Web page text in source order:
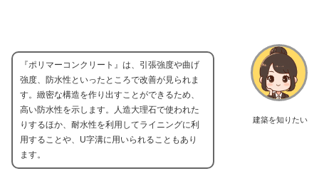
建築を知りたい
『ポリマーコンクリート』は、引張強度や曲げ
強度、防水性といったところで改善が見られま
す。緻密な構造を作り出すことができるため、
高い防水性を示します。人造大理石で使われた
りするほか、耐水性を利用してライニングに利
用することや、U字溝に用いられることもあり
ます。